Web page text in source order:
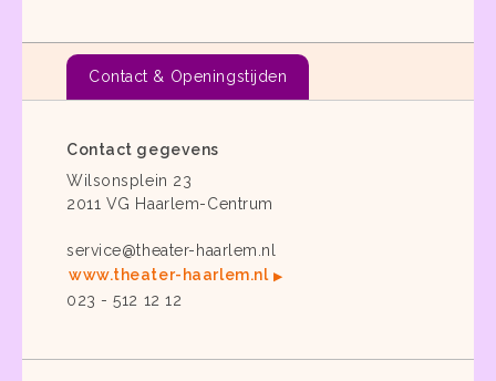
Contact & Openingstijden
Contact gegevens
Wilsonsplein 23
2011 VG Haarlem-Centrum
service@theater-haarlem.nl
www.theater-haarlem.nl
023 - 512 12 12